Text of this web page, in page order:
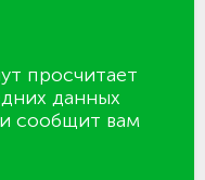
просчитает
данных
сообщит вам